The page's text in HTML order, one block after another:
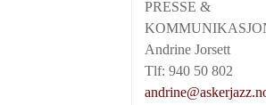
PRESSE &
Andrine Jorsett
Tlf: 940 50 802